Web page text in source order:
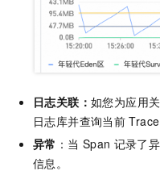
日志关联： 如您为应用
日志库并查询当前
异常 ：当 Span 记录了
信息。